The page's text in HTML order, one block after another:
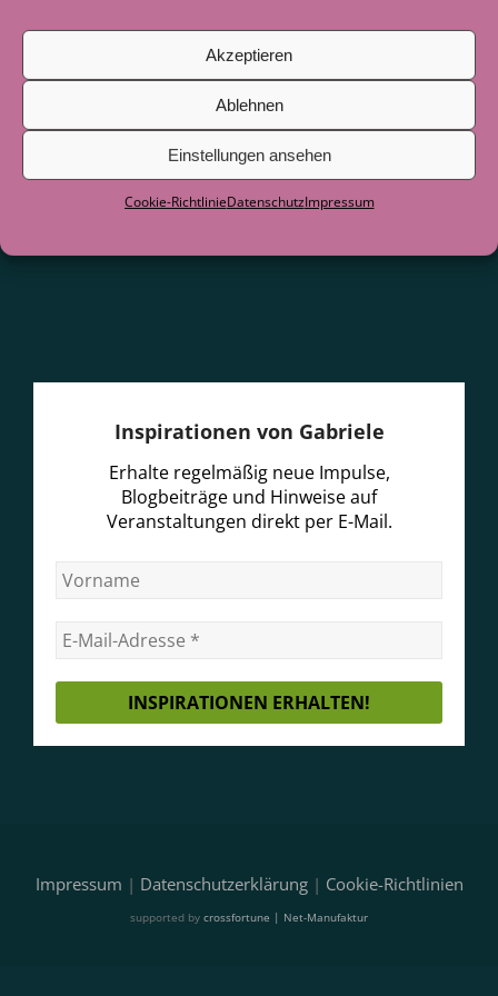
Akzeptieren
Ablehnen
Einstellungen ansehen
Cookie-RichtlinieDatenschutzImpressum
Juni 2026
Als der See zum Lehrer wurde29. Juni
Inspirationen von Gabriele
Erhalte regelmäßig neue Impulse,
Blogbeiträge und Hinweise auf
Veranstaltungen direkt per E-Mail.
Impressum | Datenschutzerklärung| Cookie-Richtlinien
supported by crossfortune | Net-Manufaktur